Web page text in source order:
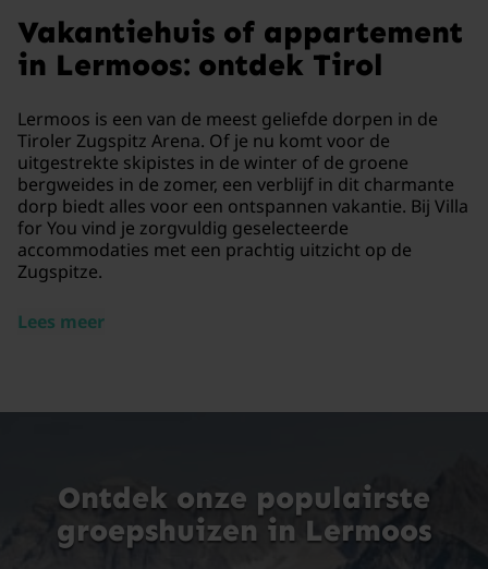
Vakantiehuis of appartement
in Lermoos: ontdek Tirol
Lermoos is een van de meest geliefde dorpen in de
Tiroler Zugspitz Arena. Of je nu komt voor de
uitgestrekte skipistes in de winter of de groene
bergweides in de zomer, een verblijf in dit charmante
dorp biedt alles voor een ontspannen vakantie. Bij Villa
for You vind je zorgvuldig geselecteerde
accommodaties met een prachtig uitzicht op de
Zugspitze.
Lees meer
Ontdek onze populairste
groepshuizen in Lermoos